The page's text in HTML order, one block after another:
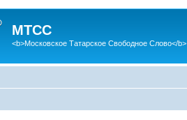
МТСС
<b>Московское Татарское Свободное Слово</b>